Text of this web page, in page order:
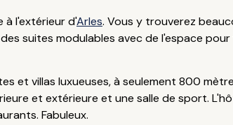
à l'extérieur d'Arles. Vous y trouverez
suites modulables avec de l'espace
et villas luxueuses, à seulement 800
et extérieure et une salle de sport.
Fabuleux.